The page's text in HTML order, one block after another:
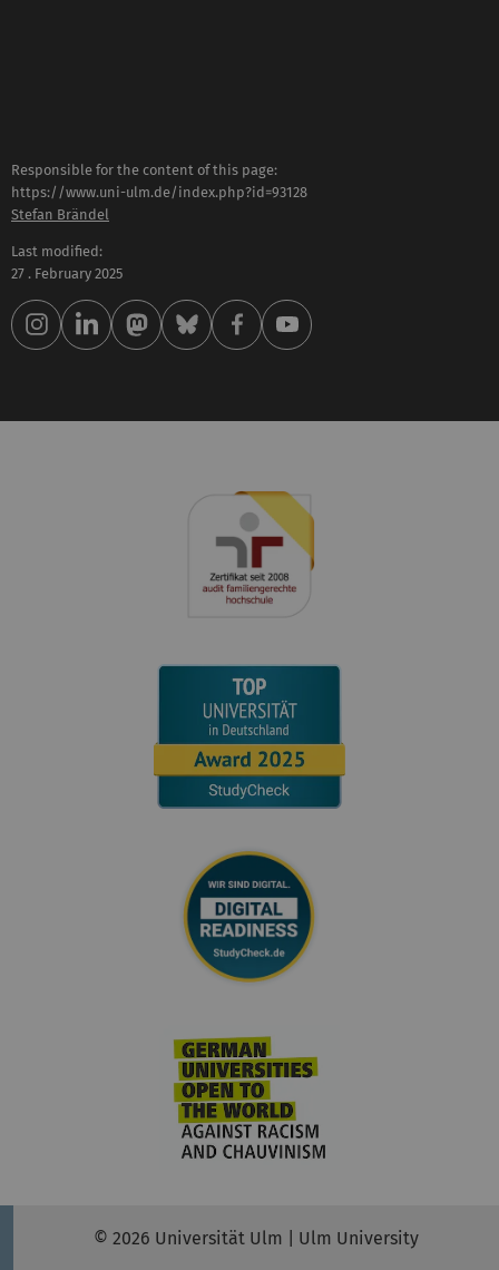
Responsible for the content of this page:
https://www.uni-ulm.de/index.php?id=93128
Stefan Brändel
Last modified:
27 . February 2025
© 2026 Universität Ulm | Ulm University